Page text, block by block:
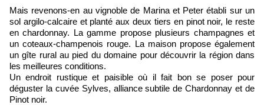
Mais revenons-en au vignoble de Marina et Peter établi sur un
sol argilo-calcaire et planté aux deux tiers en pinot noir, le reste
en chardonnay. La gamme propose plusieurs champagnes et
un coteaux-champenois rouge. La maison propose également
un gîte rural au pied du domaine pour découvrir la région dans
les meilleures conditions.
Un endroit rustique et paisible où il fait bon se poser pour
déguster la cuvée Sylves, alliance subtile de Chardonnay et de
Pinot noir.